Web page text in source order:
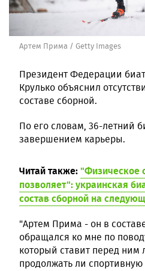
Артем Прима / Getty Images
Президент Федерации
Крулько объяснил
составе сборной.
По его словам, 36-летний
завершением карьеры.
Читай также:"Физическое
позволяет": украинская
состав сборной на
"Артем Прима - он в
обращался ко мне по
который ставит перед
продолжать ли